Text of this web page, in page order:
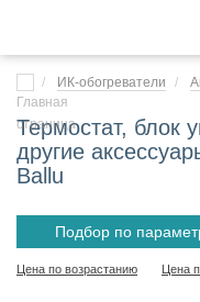
ИК-обогреватели
Термостат, блок
другие
Ballu
Подбор по
Цена по возрастанию Цена